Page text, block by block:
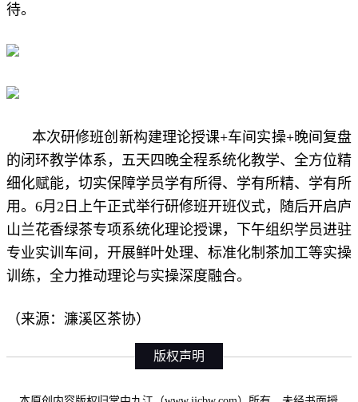
待。
本次研修班创新构建理论授课+车间实操+晚间复盘
的闭环教学体系，五天四晚全程系统化教学、全方位精
细化赋能，切实保障学员学有所得、学有所精、学有所
用。6月2日上午正式举行研修班开班仪式，随后开启庐
山兰花香绿茶专项系统化理论授课，下午组织学员进驻
专业实训车间，开展鲜叶处理、标准化制茶加工等实操
训练，全力推动理论与实操深度融合。
（来源：濂溪区茶协）
版权声明